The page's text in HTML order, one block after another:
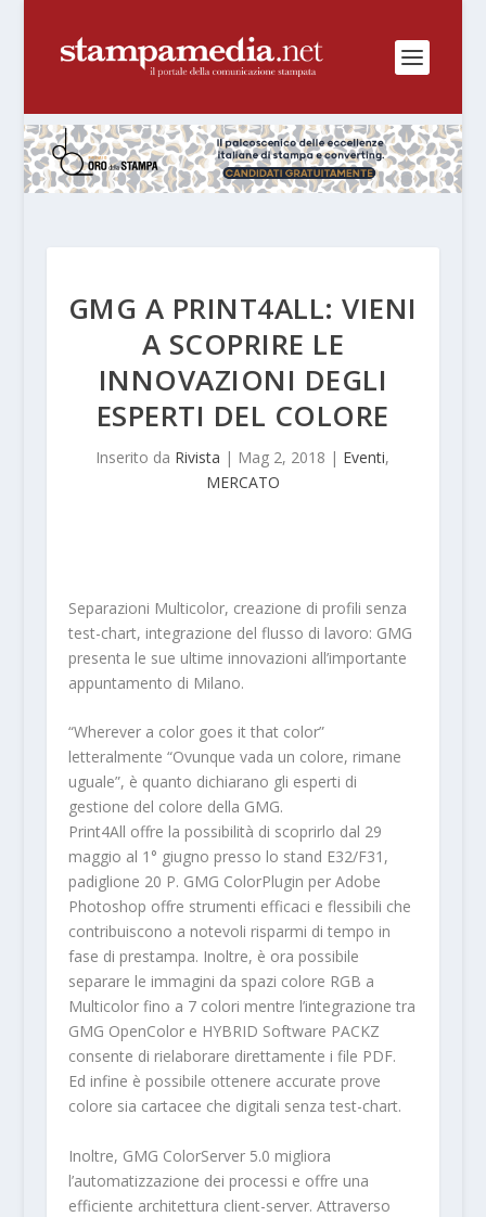
GMG A PRINT4ALL: VIENI
A SCOPRIRE LE
INNOVAZIONI DEGLI
ESPERTI DEL COLORE
Inserito da Rivista | Mag 2, 2018 | Eventi,
MERCATO
Separazioni Multicolor, creazione di profili senza
test-chart, integrazione del flusso di lavoro: GMG
presenta le sue ultime innovazioni all’importante
appuntamento di Milano.
“Wherever a color goes it that color”
letteralmente “Ovunque vada un colore, rimane
uguale”, è quanto dichiarano gli esperti di
gestione del colore della GMG.
Print4All offre la possibilità di scoprirlo dal 29
maggio al 1° giugno presso lo stand E32/F31,
padiglione 20 P. GMG ColorPlugin per Adobe
Photoshop offre strumenti efficaci e flessibili che
contribuiscono a notevoli risparmi di tempo in
fase di prestampa. Inoltre, è ora possibile
separare le immagini da spazi colore RGB a
Multicolor fino a 7 colori mentre l’integrazione tra
GMG OpenColor e HYBRID Software PACKZ
consente di rielaborare direttamente i file PDF.
Ed infine è possibile ottenere accurate prove
colore sia cartacee che digitali senza test-chart.
Inoltre, GMG ColorServer 5.0 migliora
l’automatizzazione dei processi e offre una
efficiente architettura client-server. Attraverso